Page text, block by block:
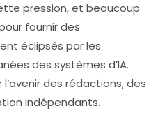
pression, et beaucoup
fournir des
éclipsés par les
des systèmes d’IA.
des rédactions, des
indépendants.